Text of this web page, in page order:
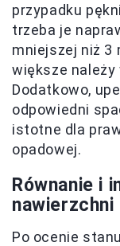
przypadku
trzeba je
mniejszej niż 3
większe należy
Dodatkowo,
odpowiedni
istotne dla
opadowej.
Równanie i
Po ocenie